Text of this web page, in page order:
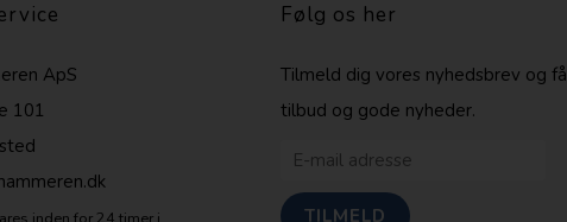
ApS
101
Følg os her
Tilmeld dig vores nyhedsbrev og få
tilbud og gode nyheder.